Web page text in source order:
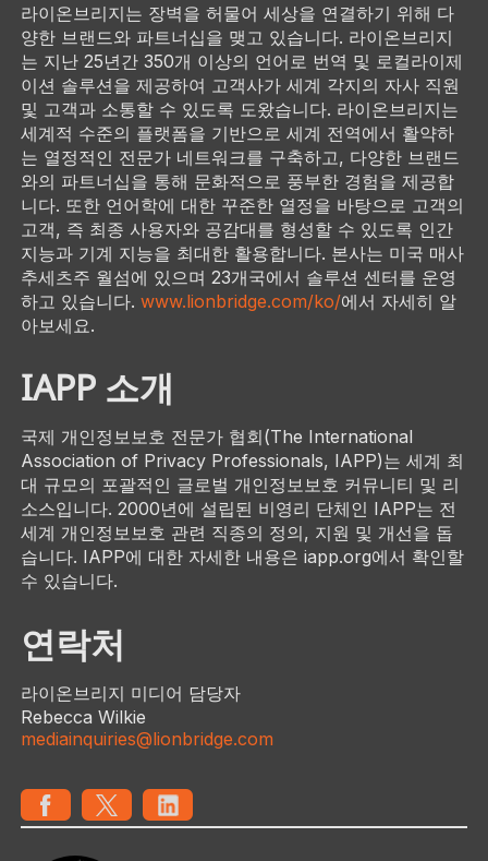
라이온브리지는 장벽을 허물어 세상을 연결하기 위해 다
양한 브랜드와 파트너십을 맺고 있습니다. 라이온브리지
는 지난 25년간 350개 이상의 언어로 번역 및 로컬라이제
이션 솔루션을 제공하여 고객사가 세계 각지의 자사 직원
및 고객과 소통할 수 있도록 도왔습니다. 라이온브리지는
세계적 수준의 플랫폼을 기반으로 세계 전역에서 활약하
는 열정적인 전문가 네트워크를 구축하고, 다양한 브랜드
와의 파트너십을 통해 문화적으로 풍부한 경험을 제공합
니다. 또한 언어학에 대한 꾸준한 열정을 바탕으로 고객의
고객, 즉 최종 사용자와 공감대를 형성할 수 있도록 인간
지능과 기계 지능을 최대한 활용합니다. 본사는 미국 매사
추세츠주 월섬에 있으며 23개국에서 솔루션 센터를 운영
하고 있습니다. www.lionbridge.com/ko/에서 자세히 알
아보세요.
IAPP 소개
국제 개인정보보호 전문가 협회(The International
Association of Privacy Professionals, IAPP)는 세계 최
대 규모의 포괄적인 글로벌 개인정보보호 커뮤니티 및 리
소스입니다. 2000년에 설립된 비영리 단체인 IAPP는 전
세계 개인정보보호 관련 직종의 정의, 지원 및 개선을 돕
습니다. IAPP에 대한 자세한 내용은 iapp.org에서 확인할
수 있습니다.
연락처
라이온브리지 미디어 담당자
Rebecca Wilkie
mediainquiries@lionbridge.com